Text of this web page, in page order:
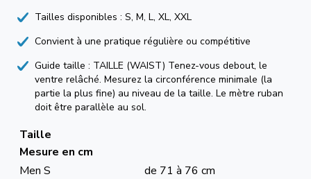
Tailles disponibles : S, M, L, XL, XXL
Convient à une pratique régulière ou compétitive
Guide taille : TAILLE (WAIST) Tenez-vous debout, le
ventre relâché. Mesurez la circonférence minimale (la
partie la plus fine) au niveau de la taille. Le mètre ruban
doit être parallèle au sol.
Taille
Mesure en cm
Men S
de 71 à 76 cm